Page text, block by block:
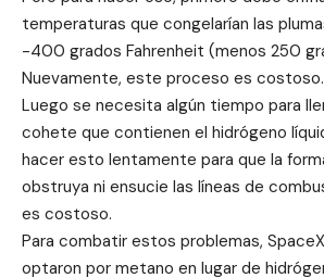
temperaturas que congelarían las
-400 grados Fahrenheit (menos 250
Nuevamente, este proceso es costoso.
Luego se necesita algún tiempo para
cohete que contienen el hidrógeno
hacer esto lentamente para que la
obstruya ni ensucie las líneas de
es costoso.
Para combatir estos problemas,
optaron por metano en lugar de